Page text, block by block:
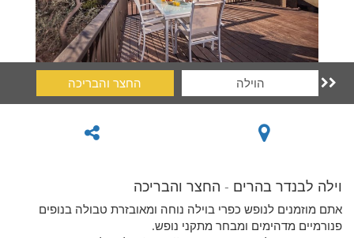
הוילה החצר והבריכה 
וילה לבנדר בהרים - החצר והבריכה
אתם מוזמנים לנופש כפרי בוילה נוחה ומאובזרת טבולה בנופים
פנורמיים מדהימים ומבחר מתקני נופש.